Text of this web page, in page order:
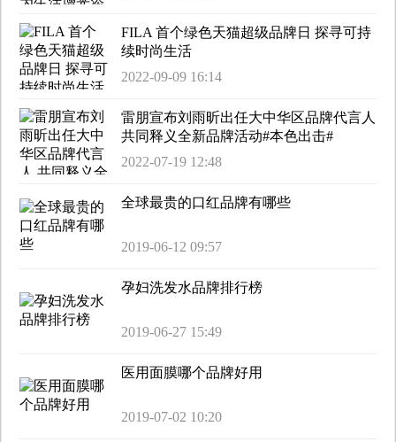
FILA 首个绿色天猫超级品牌日 探寻可持
续时尚生活
2022-09-09 16:14
雷朋宣布刘雨昕出任大中华区品牌代言人
共同释义全新品牌活动#本色出击#
2022-07-19 12:48
全球最贵的口红品牌有哪些
2019-06-12 09:57
孕妇洗发水品牌排行榜
2019-06-27 15:49
医用面膜哪个品牌好用
2019-07-02 10:20